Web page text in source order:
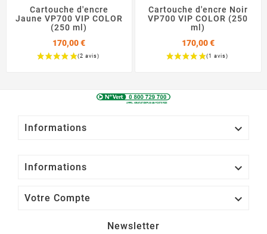
Cartouche d'encre
Jaune VP700 VIP COLOR
(250 ml)
170,00 €
Prix
Cartouche d'encre Noir
VP700 VIP COLOR (250
ml)
170,00 €
Prix
Informations 
Informations 
Votre Compte 
Newsletter